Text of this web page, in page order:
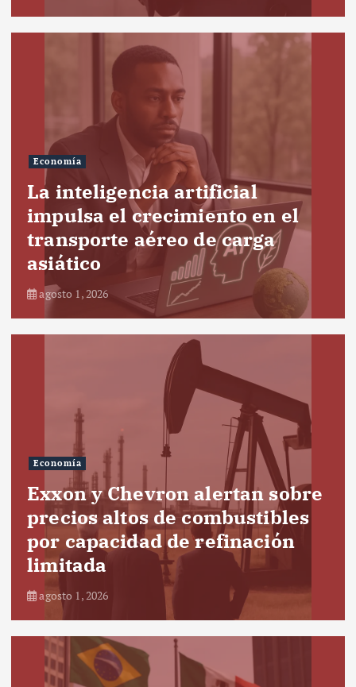
Economía
La inteligencia artificial
impulsa el crecimiento en el
transporte aéreo de carga
asiático
agosto 1, 2026
Economía
Exxon y Chevron alertan sobre
precios altos de combustibles
por capacidad de refinación
limitada
agosto 1, 2026